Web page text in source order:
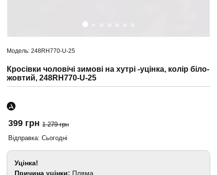
Модель: 248RH770-U-25
Кросівки чоловічі зимові на хутрі -уцінка, колір біло-
жовтий, 248RH770-U-25
399 грн 1 279 грн
Відправка: Сьогодні
Уцінка!
Причина уцінки: Пляма